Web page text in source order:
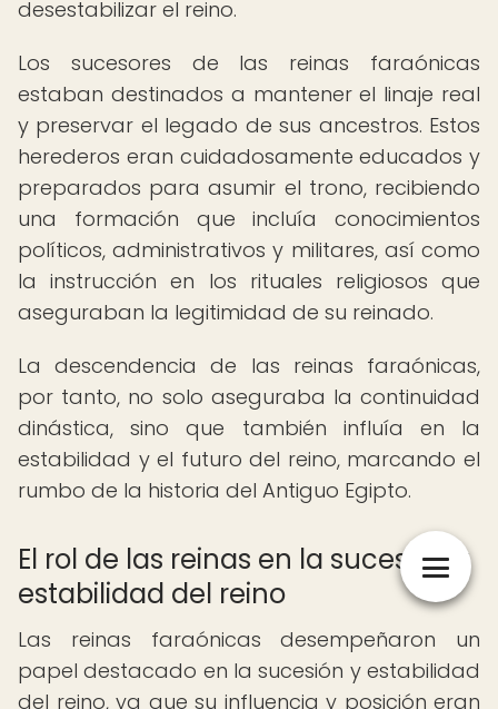
desestabilizar el reino.
Los sucesores de las reinas faraónicas
estaban destinados a mantener el linaje real
y preservar el legado de sus ancestros. Estos
herederos eran cuidadosamente educados y
preparados para asumir el trono, recibiendo
una formación que incluía conocimientos
políticos, administrativos y militares, así como
la instrucción en los rituales religiosos que
aseguraban la legitimidad de su reinado.
La descendencia de las reinas faraónicas,
por tanto, no solo aseguraba la continuidad
dinástica, sino que también influía en la
estabilidad y el futuro del reino, marcando el
rumbo de la historia del Antiguo Egipto.
El rol de las reinas en la sucesión y
estabilidad del reino
Las reinas faraónicas desempeñaron un
papel destacado en la sucesión y estabilidad
del reino, ya que su influencia y posición eran